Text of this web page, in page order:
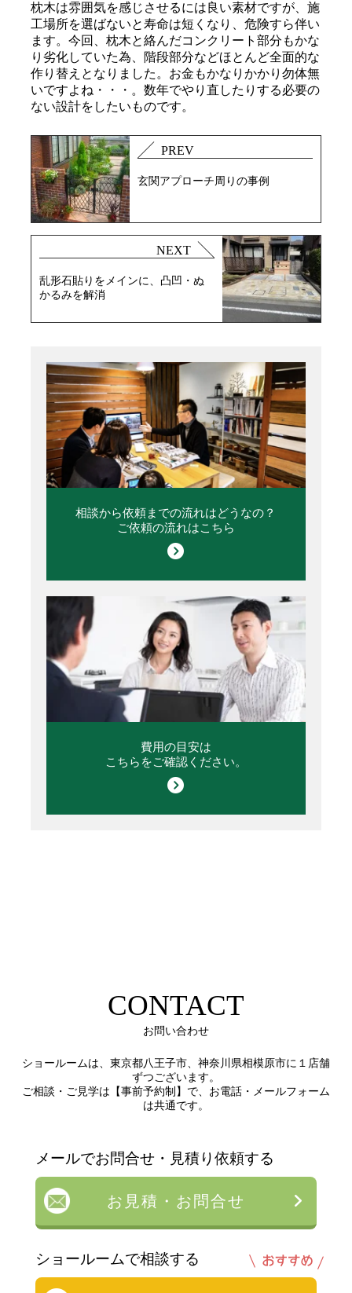
枕木は雰囲気を感じさせるには良い素材ですが、施
工場所を選ばないと寿命は短くなり、危険すら伴い
ます。今回、枕木と絡んだコンクリート部分もかな
り劣化していた為、階段部分などほとんど全面的な
作り替えとなりました。お金もかなりかかり勿体無
いですよね・・・。数年でやり直したりする必要の
ない設計をしたいものです。
PREV
玄関アプローチ周りの事例
NEXT
乱形石貼りをメインに、凸凹・ぬ
かるみを解消
相談から依頼までの流れはどうなの？
ご依頼の流れはこちら
費用の目安は
こちらをご確認ください。
CONTACT
お問い合わせ
ショールームは、東京都八王子市、神奈川県相模原市に１店舗
ずつございます。
ご相談・ご見学は【事前予約制】で、お電話・メールフォーム
は共通です。
メールでお問合せ・見積り依頼する
お見積・お問合せ
ショールームで相談する